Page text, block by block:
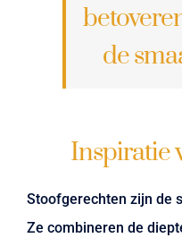
de
Inspiratie
Stoofgerechten zijn de
Ze combineren de